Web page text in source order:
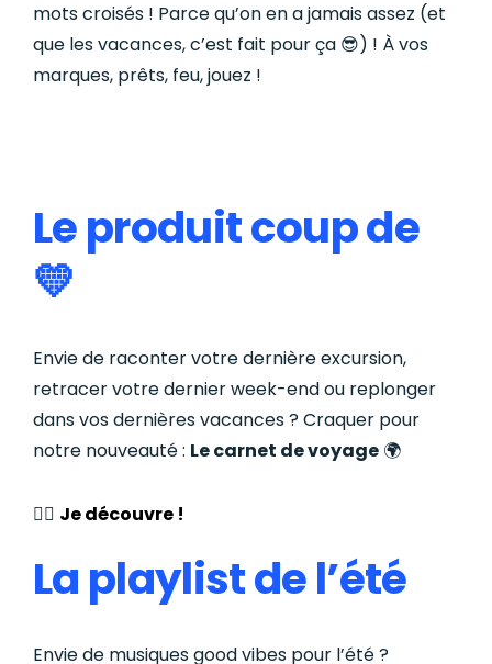
mots croisés ! Parce qu’on en a jamais assez (et
que les vacances, c’est fait pour ça 😎) ! À vos
marques, prêts, feu, jouez !
Le produit coup de
💛
Envie de raconter votre dernière excursion,
retracer votre dernier week-end ou replonger
dans vos dernières vacances ? Craquer pour
notre nouveauté : Le carnet de voyage 🌍
👉🏼 Je découvre !
La playlist de l’été
Envie de musiques good vibes pour l’été ?